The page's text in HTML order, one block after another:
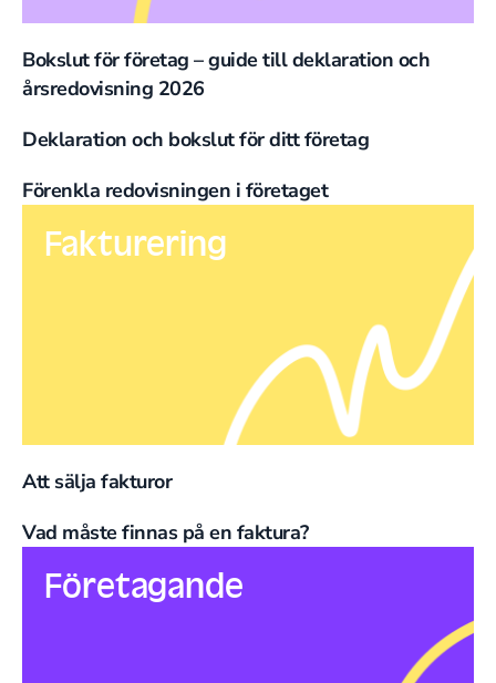
Bokslut för företag – guide till deklaration och
årsredovisning 2026
Deklaration och bokslut för ditt företag
Förenkla redovisningen i företaget
Fakturering
Att sälja fakturor
Vad måste finnas på en faktura?
Företagande